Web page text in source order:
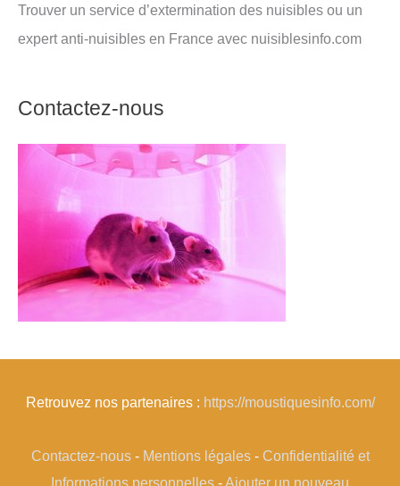
Trouver un service d’extermination des nuisibles ou un
expert anti-nuisibles en France avec nuisiblesinfo.com
Contactez-nous
Retrouvez nos partenaires : https://moustiquesinfo.com/
Contactez-nous- Mentions légales- Confidentialité et
Informations personnelles - Ajouter un nouveau